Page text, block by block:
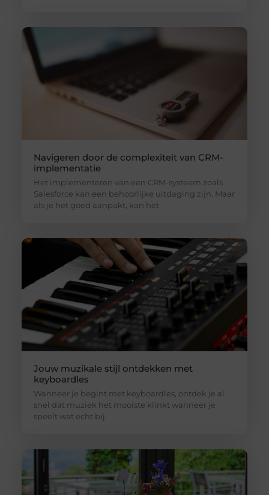
Navigeren door de complexiteit van CRM-
implementatie
Het implementeren van een CRM-systeem zoals
Salesforce kan een behoorlijke uitdaging zijn. Maar
als je het goed aanpakt, kan het
Jouw muzikale stijl ontdekken met
keyboardles
Wanneer je begint met keyboardles, ontdek je al
snel dat muziek het mooiste klinkt wanneer je
speelt wat echt bij